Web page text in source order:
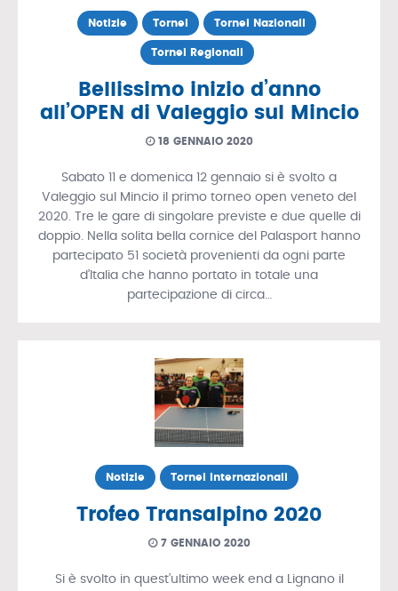
Notizie Tornei Tornei Nazionali
Tornei Regionali
Bellissimo inizio d’anno
all’OPEN di Valeggio sul Mincio
18 GENNAIO 2020
Sabato 11 e domenica 12 gennaio si è svolto a
Valeggio sul Mincio il primo torneo open veneto del
2020. Tre le gare di singolare previste e due quelle di
doppio. Nella solita bella cornice del Palasport hanno
partecipato 51 società provenienti da ogni parte
d’Italia che hanno portato in totale una
partecipazione di circa…
Notizie Tornei Internazionali
Trofeo Transalpino 2020
7 GENNAIO 2020
Si è svolto in quest’ultimo week end a Lignano il